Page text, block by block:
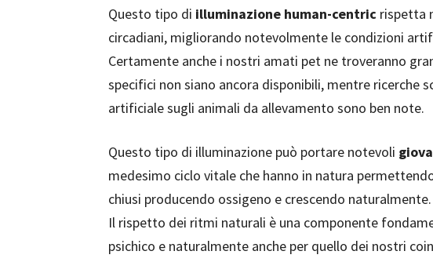
Questo tipo di illuminazione human-centric rispetta
circadiani, migliorando notevolmente le condizioni
Certamente anche i nostri amati pet ne troveranno
specifici non siano ancora disponibili, mentre ricerche
artificiale sugli animali da allevamento sono ben note.
Questo tipo di illuminazione può portare notevoli
medesimo ciclo vitale che hanno in natura
chiusi producendo ossigeno e crescendo naturalmente.
Il rispetto dei ritmi naturali è una componente
psichico e naturalmente anche per quello dei nostri